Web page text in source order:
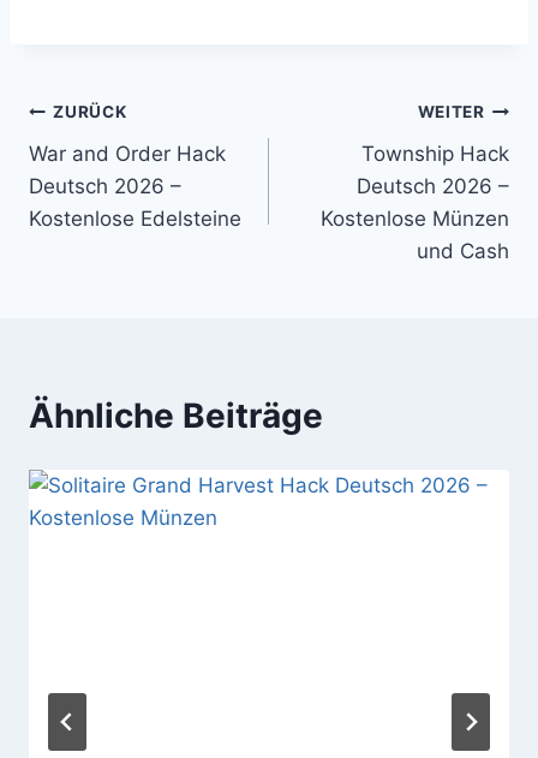
Beitragsnavigation
ZURÜCK
War and Order Hack
Deutsch 2026 –
Kostenlose Edelsteine
WEITER
Township Hack
Deutsch 2026 –
Kostenlose Münzen
und Cash
Ähnliche Beiträge